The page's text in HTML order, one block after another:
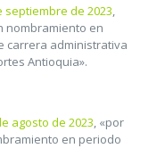
septiembre de 2023,
nombramiento en
carrera administrativa
Antioquia».
agosto de 2023, «por
en periodo